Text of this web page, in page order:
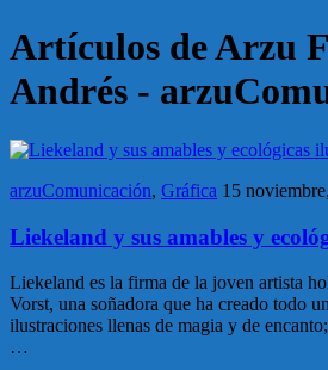
Artículos de Arzu
Andrés -
arzuComunicación, Gráfica 15
Liekeland y sus amables y
Liekeland es la firma de la joven artista
Vorst, una soñadora que ha creado todo
ilustraciones llenas de magia y de
…